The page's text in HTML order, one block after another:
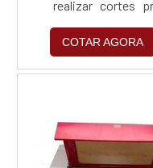
realizar cortes
gravação na
é potencializado
espelhos e
mesa
COTAR AGORA